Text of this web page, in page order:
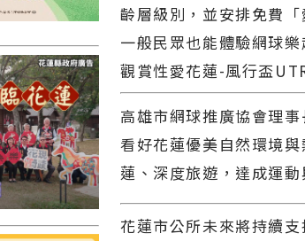
齡層級別，並安排免費
一般民眾也能體驗網球
觀賞性愛花蓮-風行盃
高雄市網球推廣協會理
看好花蓮優美自然環境
蓮、深度旅遊，達成運動
花蓮市公所未來將持續